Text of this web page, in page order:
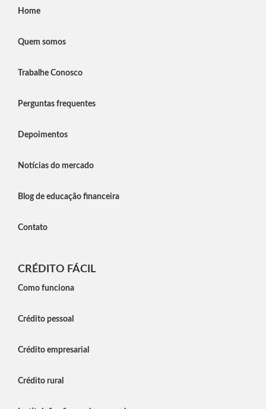
Home
Quem somos
Trabalhe Conosco
Perguntas frequentes
Depoimentos
Notícias do mercado
Blog de educação financeira
Contato
CRÉDITO FÁCIL
Como funciona
Crédito pessoal
Crédito empresarial
Crédito rural